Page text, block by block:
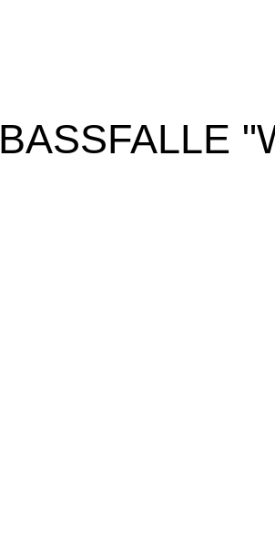
BASSFALLE